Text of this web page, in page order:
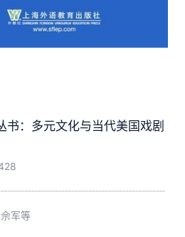
书：多元文化与当代美国戏剧
军等